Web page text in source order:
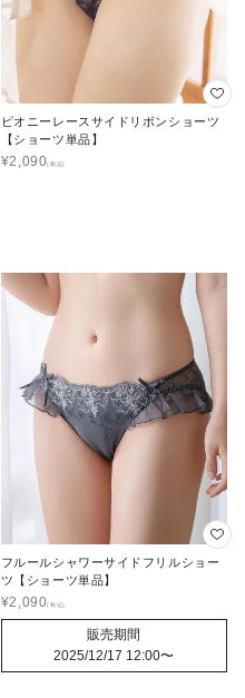
ピオニーレースサイドリボンショーツ
【ショーツ単品】
¥2,090
フルールシャワーサイドフリルショー
ツ【ショーツ単品】
¥2,090
販売期間
2025/12/17 12:00〜